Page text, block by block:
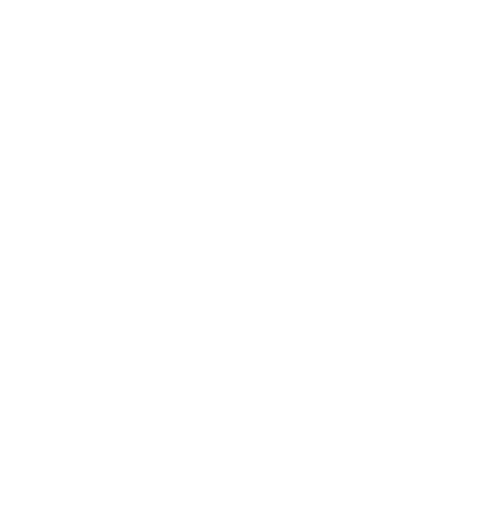
e representam um investimento sustentável para os sistemas de
negativo metastático em doentes não elegíveis para inibidores
a controlar a hipertensão
no SNS